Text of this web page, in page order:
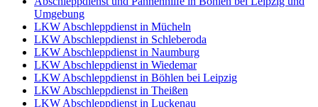
Umgebung
LKW Abschleppdienst in Mücheln
LKW Abschleppdienst in Schleberoda
LKW Abschleppdienst in Naumburg
LKW Abschleppdienst in Wiedemar
LKW Abschleppdienst in Böhlen bei Leipzig
LKW Abschleppdienst in Theißen
LKW Abschleppdienst in Luckenau